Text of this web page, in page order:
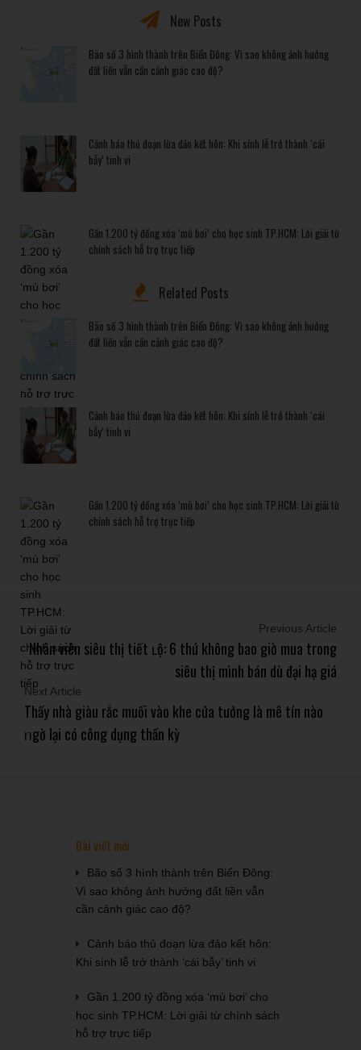
New Posts
Bão số 3 hình thành trên Biển Đông: Vì sao không ảnh hưởng
đất liền vẫn cần cảnh giác cao độ?
Cảnh báo thủ đoạn lừa đảo kết hôn: Khi sính lễ trở thành ‘cái
bẫy’ tinh vi
Gần 1.200 tỷ đồng xóa ‘mù bơi’ cho học sinh TP.HCM: Lời giải từ
chính sách hỗ trợ trực tiếp
Related Posts
Bão số 3 hình thành trên Biển Đông: Vì sao không ảnh hưởng
đất liền vẫn cần cảnh giác cao độ?
Cảnh báo thủ đoạn lừa đảo kết hôn: Khi sính lễ trở thành ‘cái
bẫy’ tinh vi
Gần 1.200 tỷ đồng xóa ‘mù bơi’ cho học sinh TP.HCM: Lời giải từ
chính sách hỗ trợ trực tiếp
Previous Article
Nhân viên siêu thị tiết ʟộ: 6 thứ không bao giờ mua trong
siêu thị mình bán dù đại hạ giá
Next Article
Thấy nhà giàu rắc muối vào khe cửa tưởng là mê tín nào
ᥒgờ lại có công dụng thần kỳ
Bài viết mới
Bão số 3 hình thành trên Biển Đông:
Vì sao không ảnh hưởng đất liền vẫn
cần cảnh giác cao độ?
Cảnh báo thủ đoạn lừa đảo kết hôn:
Khi sính lễ trở thành ‘cái bẫy’ tinh vi
Gần 1.200 tỷ đồng xóa ‘mù bơi’ cho
học sinh TP.HCM: Lời giải từ chính sách
hỗ trợ trực tiếp